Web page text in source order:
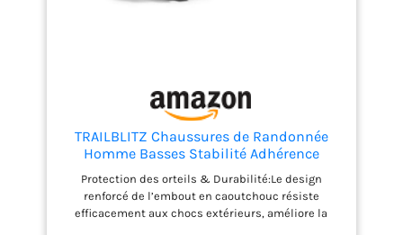
TRAILBLITZ Chaussures de Randonnée
Homme Basses Stabilité Adhérence
Chaussure Randonnée Semelles Confort
Antidérapantes Respirantes Légères
Baskets (42 Homme,NoirGris)
Protection des orteils & Durabilité:Le design
renforcé de l’embout en caoutchouc résiste
efficacement aux chocs extérieurs, améliore la